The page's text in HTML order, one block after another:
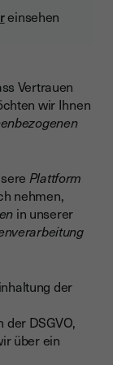
einsehen
Vertrauen
wir Ihnen
Plattform
nehmen,
in unserer
der
DSGVO,
über ein